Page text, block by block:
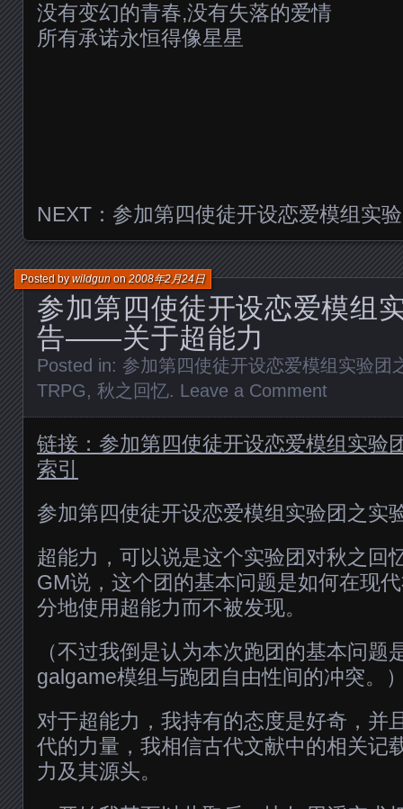
没有变幻的青春,没有失落的爱情
所有承诺永恒得像星星
NEXT：参加第四使徒开设恋爱模组实
参加第四使徒开设恋爱模组
告——关于超能力
Posted bywildgunon2008年2月24日
Posted in: 参加第四使徒开设恋爱模组实验团
TRPG, 秋之回忆. Leave a Comment
链接：参加第四使徒开设恋爱模组实
索引
参加第四使徒开设恋爱模组实验团之
超能力，可以说是这个实验团对秋之回
GM说，这个团的基本问题是如何在现
分地使用超能力而不被发现。
（不过我倒是认为本次跑团的基本问题
galgame模组与跑团自由性间的冲突。
对于超能力，我持有的态度是好奇，并
代的力量，我相信古代文献中的相关记
力及其源头。